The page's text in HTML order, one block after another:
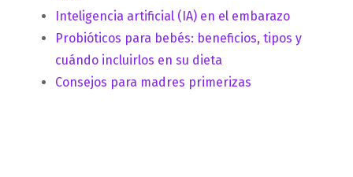
Inteligencia artificial (IA) en el embarazo
Probióticos para bebés: beneficios, tipos y
cuándo incluirlos en su dieta
Consejos para madres primerizas